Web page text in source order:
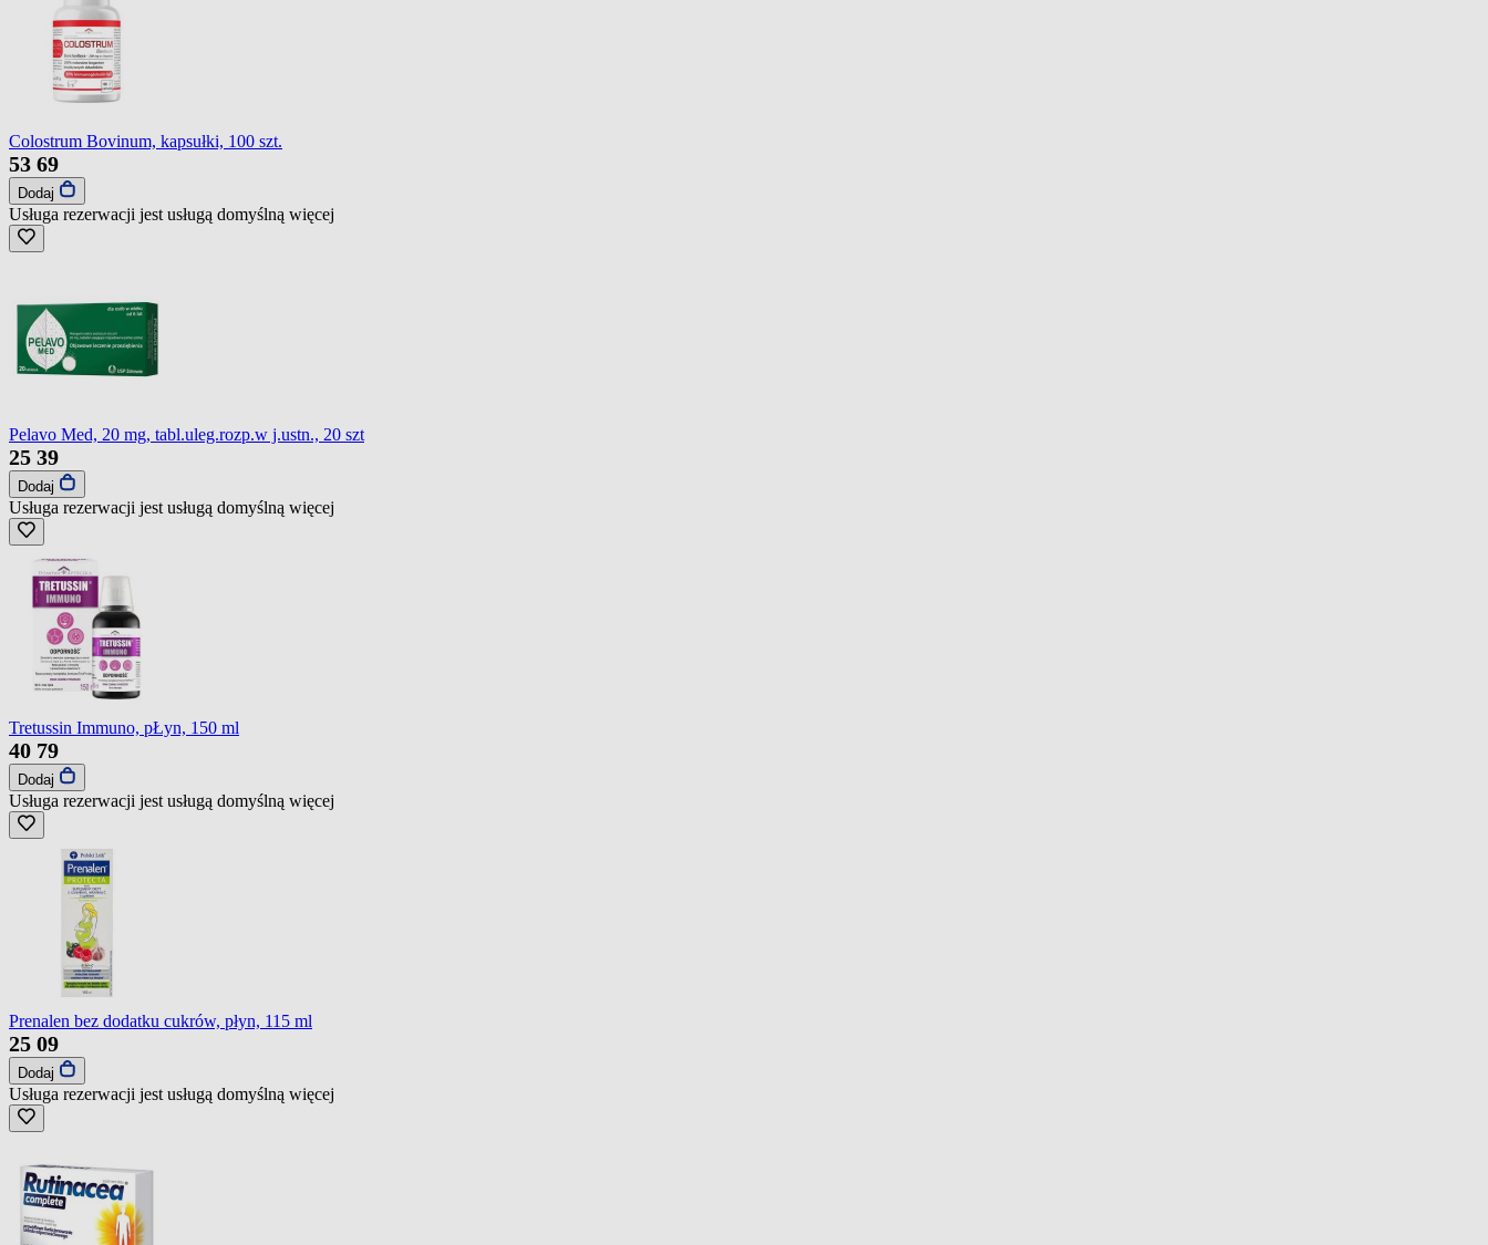
Colostrum Bovinum, kapsułki, 100 szt.
53 69
Dodaj
Usługa rezerwacji jest usługą domyślną więcej
Pelavo Med, 20 mg, tabl.uleg.rozp.w j.ustn., 20 szt
25 39
Dodaj
Usługa rezerwacji jest usługą domyślną więcej
Tretussin Immuno, pŁyn, 150 ml
40 79
Dodaj
Usługa rezerwacji jest usługą domyślną więcej
Prenalen bez dodatku cukrów, płyn, 115 ml
25 09
Dodaj
Usługa rezerwacji jest usługą domyślną więcej